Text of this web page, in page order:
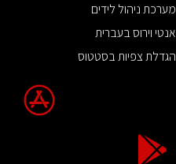
מערכת ניהול לידים
אנטי וירוס בעברית
הגדלת צפיות בסטטוס